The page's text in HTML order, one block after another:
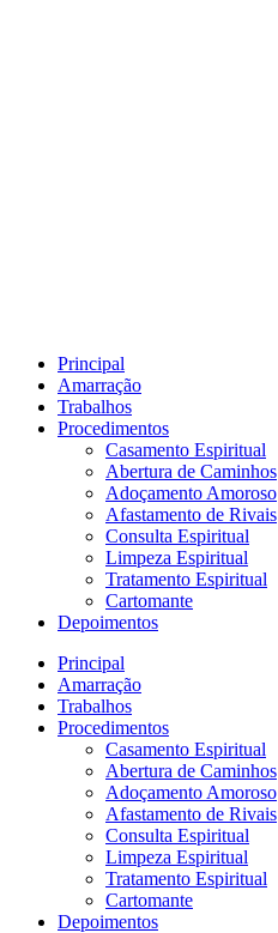
Principal
Amarração
Trabalhos
Procedimentos
Casamento Espiritual
Abertura de Caminhos
Adoçamento Amoroso
Afastamento de Rivais
Consulta Espiritual
Limpeza Espiritual
Tratamento Espiritual
Cartomante
Depoimentos
Principal
Amarração
Trabalhos
Procedimentos
Casamento Espiritual
Abertura de Caminhos
Adoçamento Amoroso
Afastamento de Rivais
Consulta Espiritual
Limpeza Espiritual
Tratamento Espiritual
Cartomante
Depoimentos